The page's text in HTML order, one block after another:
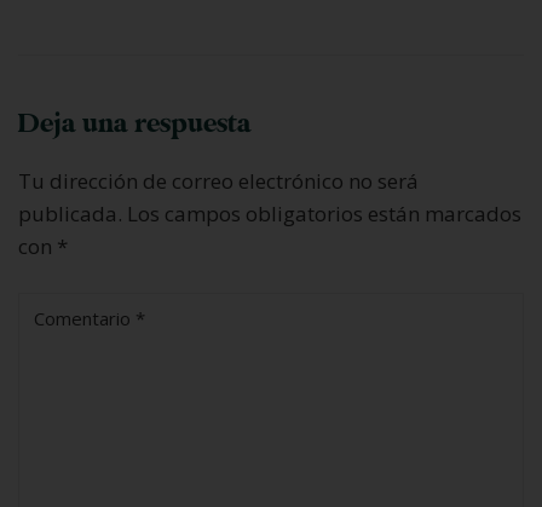
Deja una respuesta
Tu dirección de correo electrónico no será
publicada. Los campos obligatorios están marcados
con *